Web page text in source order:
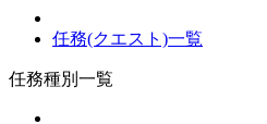
任務(クエスト)一覧
任務種別一覧